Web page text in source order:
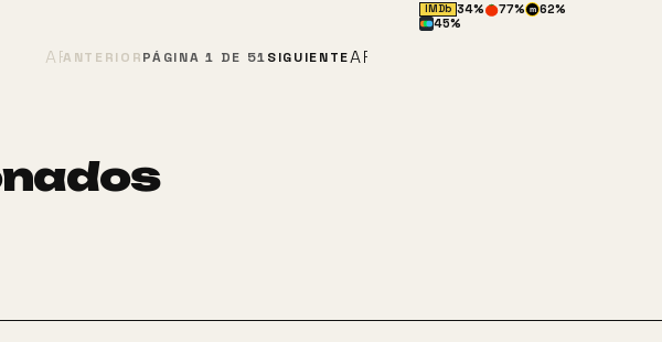
IMDb 34% 77% m 62%
45%
ARROW_BACK
ANTERIORPÁGINA1 DE 51SIGUIENTEARROW_FORWARD